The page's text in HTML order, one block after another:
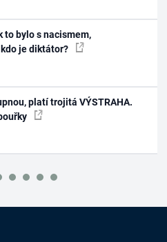
to bylo s nacismem,
je diktátor?
platí trojitá VÝSTRAHA.